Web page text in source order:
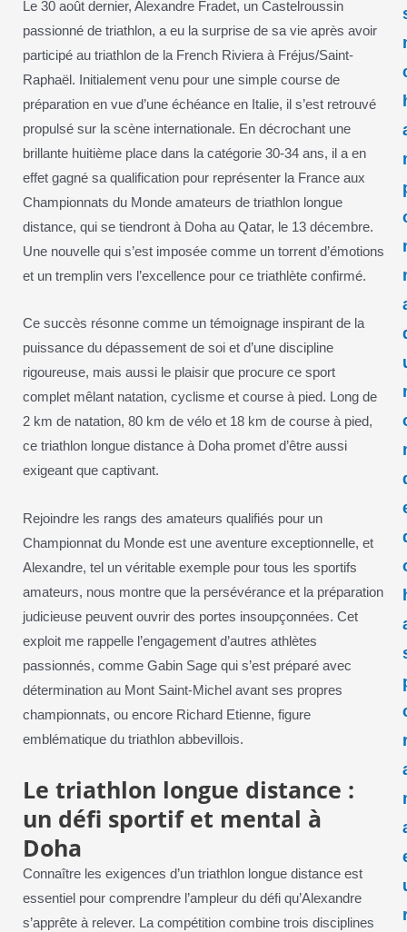
Le 30 août dernier, Alexandre Fradet, un Castelroussin
passionné de triathlon, a eu la surprise de sa vie après avoir
participé au triathlon de la French Riviera à Fréjus/Saint-
Raphaël. Initialement venu pour une simple course de
préparation en vue d’une échéance en Italie, il s’est retrouvé
propulsé sur la scène internationale. En décrochant une
brillante huitième place dans la catégorie 30-34 ans, il a en
effet gagné sa qualification pour représenter la France aux
Championnats du Monde amateurs de triathlon longue
distance, qui se tiendront à Doha au Qatar, le 13 décembre.
Une nouvelle qui s’est imposée comme un torrent d’émotions
et un tremplin vers l’excellence pour ce triathlète confirmé.
Ce succès résonne comme un témoignage inspirant de la
puissance du dépassement de soi et d’une discipline
rigoureuse, mais aussi le plaisir que procure ce sport
complet mêlant natation, cyclisme et course à pied. Long de
2 km de natation, 80 km de vélo et 18 km de course à pied,
ce triathlon longue distance à Doha promet d’être aussi
exigeant que captivant.
Rejoindre les rangs des amateurs qualifiés pour un
Championnat du Monde est une aventure exceptionnelle, et
Alexandre, tel un véritable exemple pour tous les sportifs
amateurs, nous montre que la persévérance et la préparation
judicieuse peuvent ouvrir des portes insoupçonnées. Cet
exploit me rappelle l’engagement d’autres athlètes
passionnés, comme Gabin Sage qui s’est préparé avec
détermination au Mont Saint-Michel avant ses propres
championnats, ou encore Richard Etienne, figure
emblématique du triathlon abbevillois.
Le triathlon longue distance :
un défi sportif et mental à
Doha
Connaître les exigences d’un triathlon longue distance est
essentiel pour comprendre l’ampleur du défi qu’Alexandre
s’apprête à relever. La compétition combine trois disciplines